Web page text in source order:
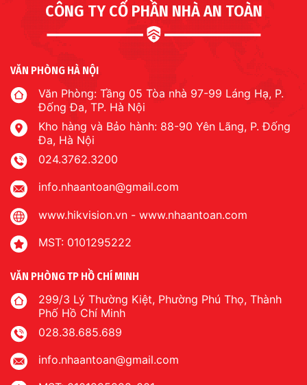
CÔNG TY CỔ PHẦN NHÀ AN TOÀN
VĂN PHÒNG HÀ NỘI
Văn Phòng: Tầng 05 Tòa nhà 97-99 Láng Hạ, P.
Đống Đa, TP. Hà Nội
Kho hàng và Bảo hành: 88-90 Yên Lãng, P. Đống
Đa, Hà Nội
024.3762.3200
info.nhaantoan@gmail.com
www.hikvision.vn - www.nhaantoan.com
MST: 0101295222
VĂN PHÒNG TP HỒ CHÍ MINH
299/3 Lý Thường Kiệt, Phường Phú Thọ, Thành
Phố Hồ Chí Minh
028.38.685.689
info.nhaantoan@gmail.com